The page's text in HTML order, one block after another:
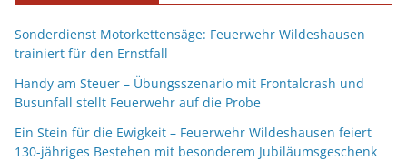
Sonderdienst Motorkettensäge: Feuerwehr Wildeshausen
trainiert für den Ernstfall
Handy am Steuer – Übungsszenario mit Frontalcrash und
Busunfall stellt Feuerwehr auf die Probe
Ein Stein für die Ewigkeit – Feuerwehr Wildeshausen feiert
130-jähriges Bestehen mit besonderem Jubiläumsgeschenk